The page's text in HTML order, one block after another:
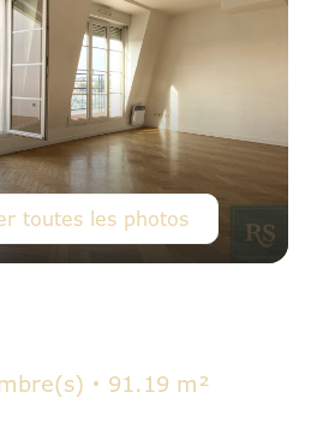
toutes les photos
91.19 m²